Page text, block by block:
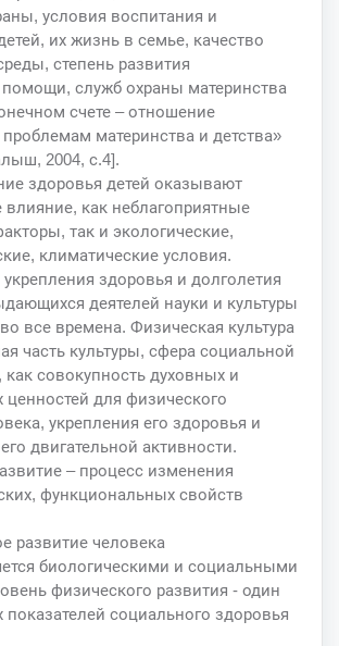
условия воспитания и
их жизнь в семье, качество
степень развития
служб охраны материнства
счете – отношение
проблемам материнства и детства»
2004, с.4].
здоровья детей оказывают
влияние, как неблагоприятные
так и экологические,
климатические условия.
здоровья и долголетия
деятелей науки и культуры
все времена. Физическая культура
часть культуры, сфера социальной
как совокупность духовных и
ценностей для физического
укрепления его здоровья и
двигательной активности.
– процесс изменения
функциональных свойств
развитие человека
биологическими и социальными
физического развития - один
социального здоровья